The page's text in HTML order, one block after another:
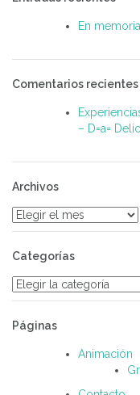
En
Comentarios recientes
– D=a=
Archivos
Archivos
Categorías
Categorías
Páginas
Animación